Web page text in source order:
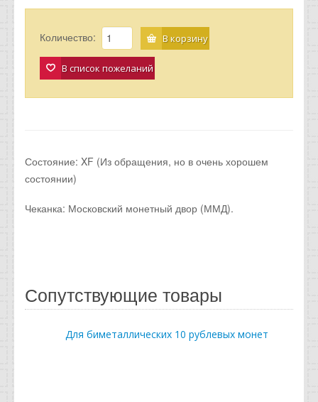
Количество: В корзину
В список пожеланий
Состояние: XF (Из обращения, но в очень хорошем
состоянии)
Чеканка: Московский монетный двор (ММД).
Сопутствующие товары
Для биметаллических 10 рублевых монет